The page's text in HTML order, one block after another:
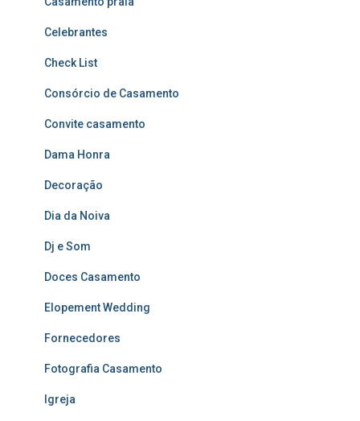
Celebrantes
Check List
Consórcio de Casamento
Convite casamento
Dama Honra
Decoração
Dia da Noiva
Dj e Som
Doces Casamento
Elopement Wedding
Fornecedores
Fotografia Casamento
Igreja